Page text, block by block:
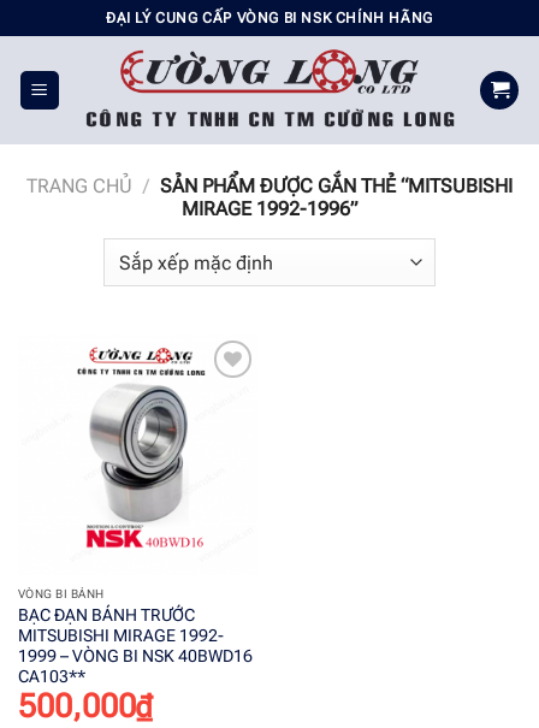
đến
nội
dung
ĐẠI LÝ CUNG CẤP VÒNG BI NSK CHÍNH HÃNG
TRANG CHỦ / SẢN PHẨM ĐƯỢC GẮN THẺ “MITSUBISHI
MIRAGE 1992-1996”
VÒNG BI BÁNH
BẠC ĐẠN BÁNH TRƯỚC
MITSUBISHI MIRAGE 1992-
1999 – VÒNG BI NSK 40BWD16
CA103**
500,000₫